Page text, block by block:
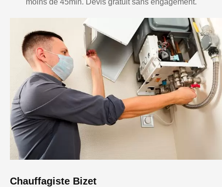
moins de 45min. Devis gratuit sans engagement.
Chauffagiste Bizet